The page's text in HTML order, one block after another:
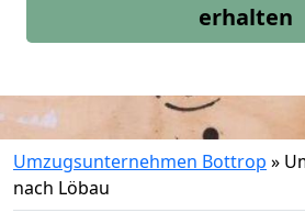
erhalten
Umzugsunternehmen Bottrop »
nach Löbau